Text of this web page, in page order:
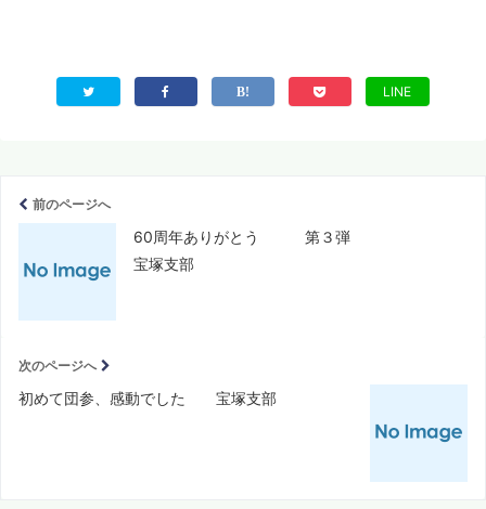
LINE
前のページへ
60周年ありがとう 第３弾
宝塚支部
次のページへ
初めて団参、感動でした 宝塚支部